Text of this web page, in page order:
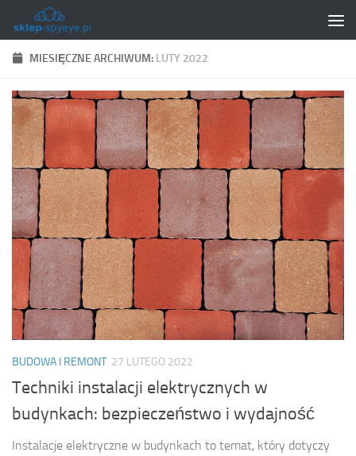
Skip to content
MIESIĘCZNE ARCHIWUM: LUTY 2022
BUDOWA I REMONT 27 LUTEGO 2022
Techniki instalacji elektrycznych w
budynkach: bezpieczeństwo i wydajność
Instalacje elektryczne w budynkach to temat, który dotyczy